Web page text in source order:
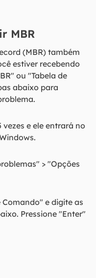
MBR
(MBR) também
estiver recebendo
ou "Tabela de
abaixo para
vezes e ele entrará no
> "Opções
e digite as
Pressione "Enter"